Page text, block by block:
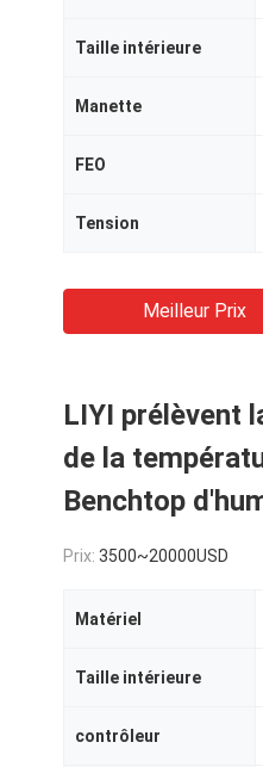
Taille intérieure
Manette
FEO
Tension
Meilleur Prix
LIYI prélèvent
de la
Benchtop
Prix: 3500~20000USD
Matériel
Taille intérieure
contrôleur